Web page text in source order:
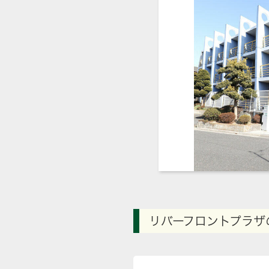
リバーフロントプラ